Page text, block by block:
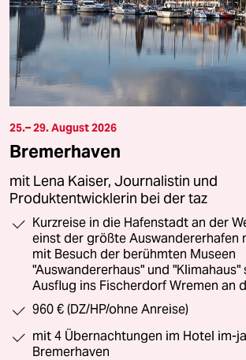
25.– 29. August 2026
Bremerhaven
mit Lena Kaiser, Journalistin und
Produktentwicklerin bei der taz
Kurzreise in die Hafenstadt an der
einst der größte Auswandererhafen
mit Besuch der berühmten Museen
"Auswandererhaus" und "Klimahaus"
Ausflug ins Fischerdorf Wremen an
960 € (DZ/HP/ohne Anreise)
mit 4 Übernachtungen im Hotel im-
Bremerhaven